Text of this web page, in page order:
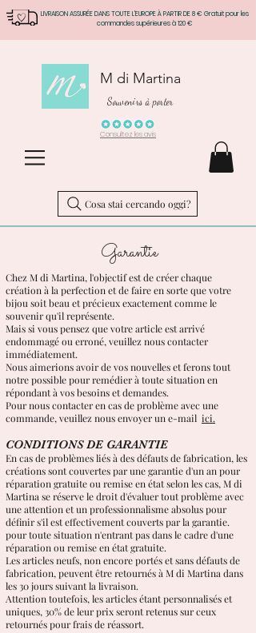
LIVRAISON ASSURÉE DANS TOUTE L'EUROPE À PARTIR DE 8 € Gratuit pour les
commandes supérieures à 120 €
M di Martina
Souvenirs à porter
Consultez les avis
Cosa stai cercando oggi?
Garantie
Chez M di Martina, l'objectif est de créer chaque
création à la perfection et de faire en sorte que votre
bijou soit beau et précieux exactement comme le
souvenir qu'il représente.
Mais si vous pensez que votre article est arrivé
endommagé ou erroné, veuillez nous contacter
immédiatement.
Nous aimerions avoir de vos nouvelles et ferons tout
notre possible pour remédier à toute situation en
répondant à vos besoins et demandes.
Pour nous contacter en cas de problème avec une
commande, veuillez nous envoyer un e-mail ici.
CONDITIONS DE GARANTIE
En cas de problèmes liés à des défauts de fabrication, les
créations sont couvertes par une garantie d'un an pour
réparation gratuite ou remise en état selon les cas, M di
Martina se réserve le droit d'évaluer tout problème avec
une attention et un professionnalisme absolus pour
définir s'il est effectivement couverts par la garantie.
pour toute situation n'entrant pas dans le cadre d'une
réparation ou remise en état gratuite.
Les articles neufs, non encore portés et sans défauts de
fabrication, peuvent être retournés à M di Martina dans
les 30 jours suivant la livraison.
Attention toutefois, les articles étant personnalisés et
uniques, 30% de leur prix seront retenus sur ceux
retournés pour frais de réassort.